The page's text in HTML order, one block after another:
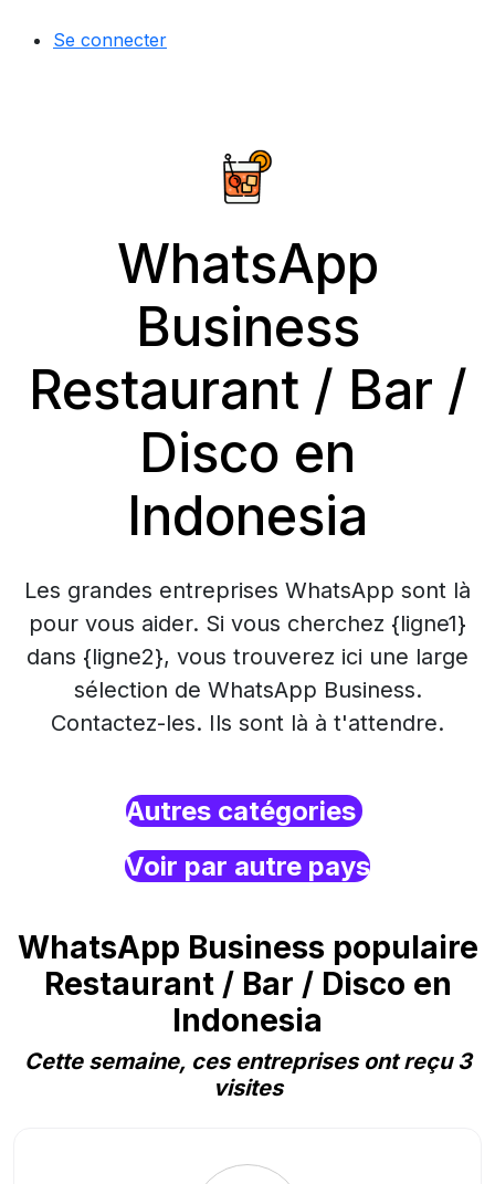
Se connecter
WhatsApp
Business
Restaurant / Bar /
Disco en
Indonesia
Les grandes entreprises WhatsApp sont là
pour vous aider. Si vous cherchez {ligne1}
dans {ligne2}, vous trouverez ici une large
sélection de WhatsApp Business.
Contactez-les. Ils sont là à t'attendre.
Autres catégories
Voir par autre pays
WhatsApp Business populaire
Restaurant / Bar / Disco en
Indonesia
Cette semaine, ces entreprises ont reçu 3
visites